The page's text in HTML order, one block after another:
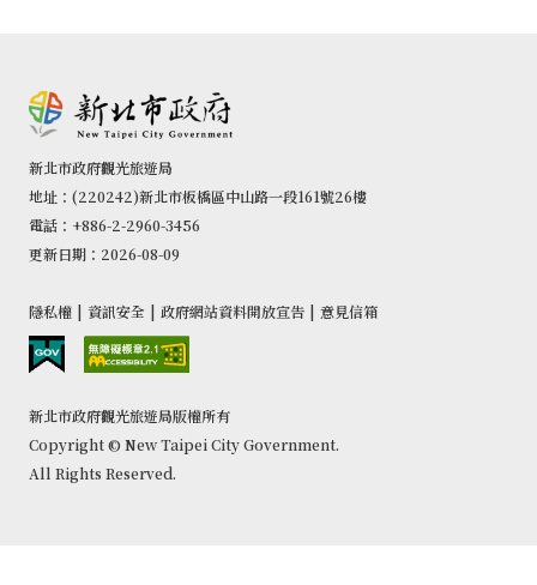
新北市政府觀光旅遊局
地址：(220242)新北市板橋區中山路一段161號26樓
電話：+886-2-2960-3456
更新日期：2026-08-09
隱私權 | 資訊安全 | 政府網站資料開放宣告 | 意見信箱
新北市政府觀光旅遊局版權所有
Copyright © New Taipei City Government.
All Rights Reserved.